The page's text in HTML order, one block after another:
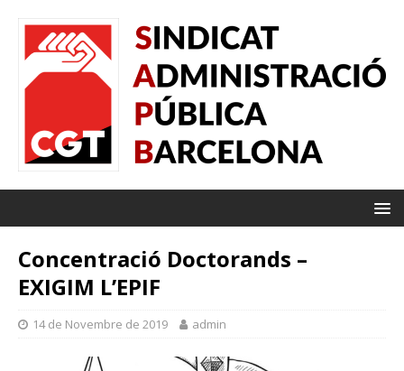
Concentració Doctorands –
EXIGIM L’EPIF
14 de Novembre de 2019 admin